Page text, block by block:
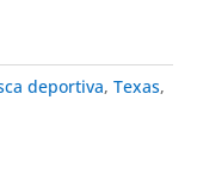
deportiva, Texas,